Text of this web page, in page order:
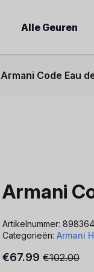
Alle Geuren
Armani Code Eau
Armani
Artikelnummer:
Categorieën:Armani
€102.00
Oorspronkelijke
€67.99
Huidige